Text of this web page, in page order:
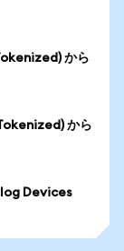
から
から
Devices